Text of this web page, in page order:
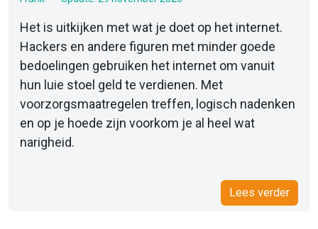
Het is uitkijken met wat je doet op het internet.
Hackers en andere figuren met minder goede
bedoelingen gebruiken het internet om vanuit
hun luie stoel geld te verdienen. Met
voorzorgsmaatregelen treffen, logisch nadenken
en op je hoede zijn voorkom je al heel wat
narigheid.
Lees verder